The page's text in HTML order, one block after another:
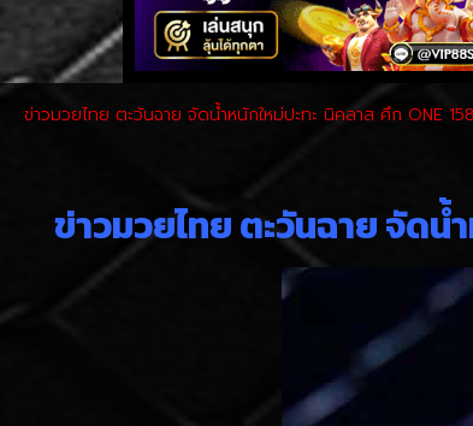
ข่าวมวยไทย ตะวันฉาย จัดน้ำหนักใหม่ปะทะ นิคลาส ศึก ONE 158
ข่าวมวยไทย ตะวันฉาย จัดน้